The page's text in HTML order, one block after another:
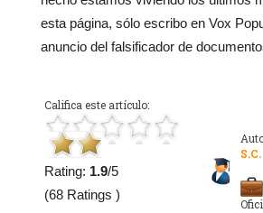
esta página, sólo escribo en Vox
anuncio del falsificador de
Califica este artículo:
Rating: 1.9/5
(68 Ratings )
S.C.